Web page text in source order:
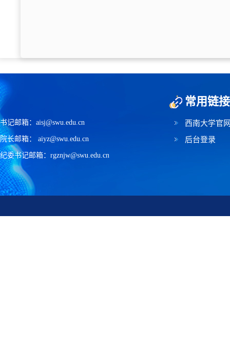
书记邮箱：aisj@swu.edu.cn
院长邮箱： aiyz@swu.edu.cn
纪委书记邮箱：rgznjw@swu.edu.cn
常用链接
西南大学官
后台登录